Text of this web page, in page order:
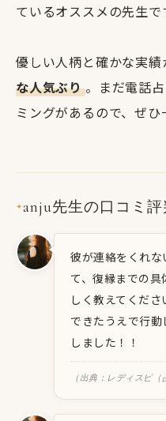
ているオススメの先生で
優しい人柄と確かな実
な人気ぶり 。まだ電話
ミングがあるので、ぜ
✦anju先生の口コミ評
彼が連絡をくれ
て、復縁までの
しく教えてくだ
できたうえで行
しました！！
（出典：レディスピ（